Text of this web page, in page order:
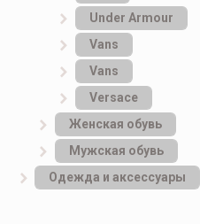
Under Armour
Vans
Vans
Versace
Женская обувь
Мужская обувь
Одежда и аксессуары